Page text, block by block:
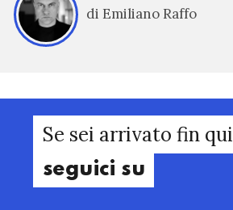
di Emiliano Raffo
Se sei arrivato fin qui
seguici su